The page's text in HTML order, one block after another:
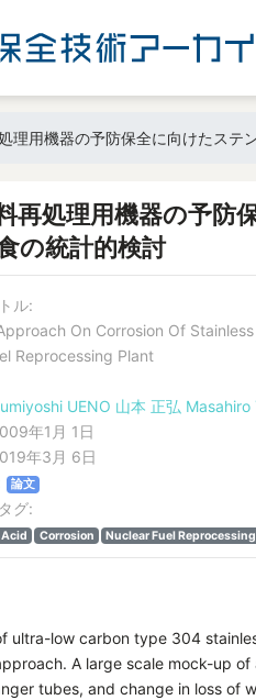
理用機器の予防保全に向けたステ
再処理用機器の予防
の統計的検討
ル:
On Corrosion Of
Reprocessing Plant
UENO 山本 正弘 Masahiro
年1月 1日
年3月 6日
論文
グ:
Corrosion Nuclear Fuel Reprocessing
ultra-low carbon type 304
A large scale mock-up
tubes, and change in loss of